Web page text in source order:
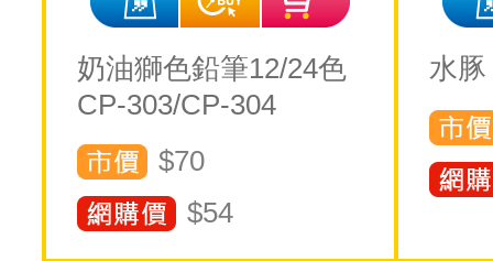
奶油獅色鉛筆12/24色
CP-303/CP-304
$70
$54
水